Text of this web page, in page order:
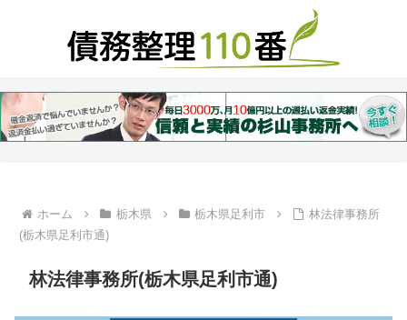
ホーム 栃木県 栃木県足利市
林法律事務所
(栃木県足利市通)
林法律事務所(栃木県足利市通)